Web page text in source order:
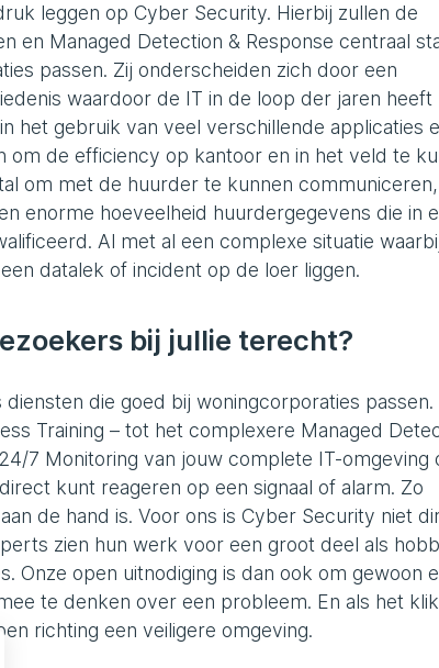
leggen op Cyber Security. Hierbij zullen de
en Managed Detection & Response centraal
passen. Zij onderscheiden zich door een
waardoor de IT in de loop der jaren heeft
het gebruik van veel verschillende applicaties
de efficiency op kantoor en in het veld te
om met de huurder te kunnen communiceren,
enorme hoeveelheid huurdergegevens die in
Al met al een complexe situatie
datalek of incident op de loer liggen.
bij jullie terecht?
die goed bij woningcorporaties passen.
Training – tot het complexere Managed
7 Monitoring van jouw complete IT-omgeving
kunt reageren op een signaal of alarm. Zo
de hand is. Voor ons is Cyber Security niet
zien hun werk voor een groot deel als
Onze open uitnodiging is dan ook om gewoon
te denken over een probleem. En als het
richting een veiligere omgeving.